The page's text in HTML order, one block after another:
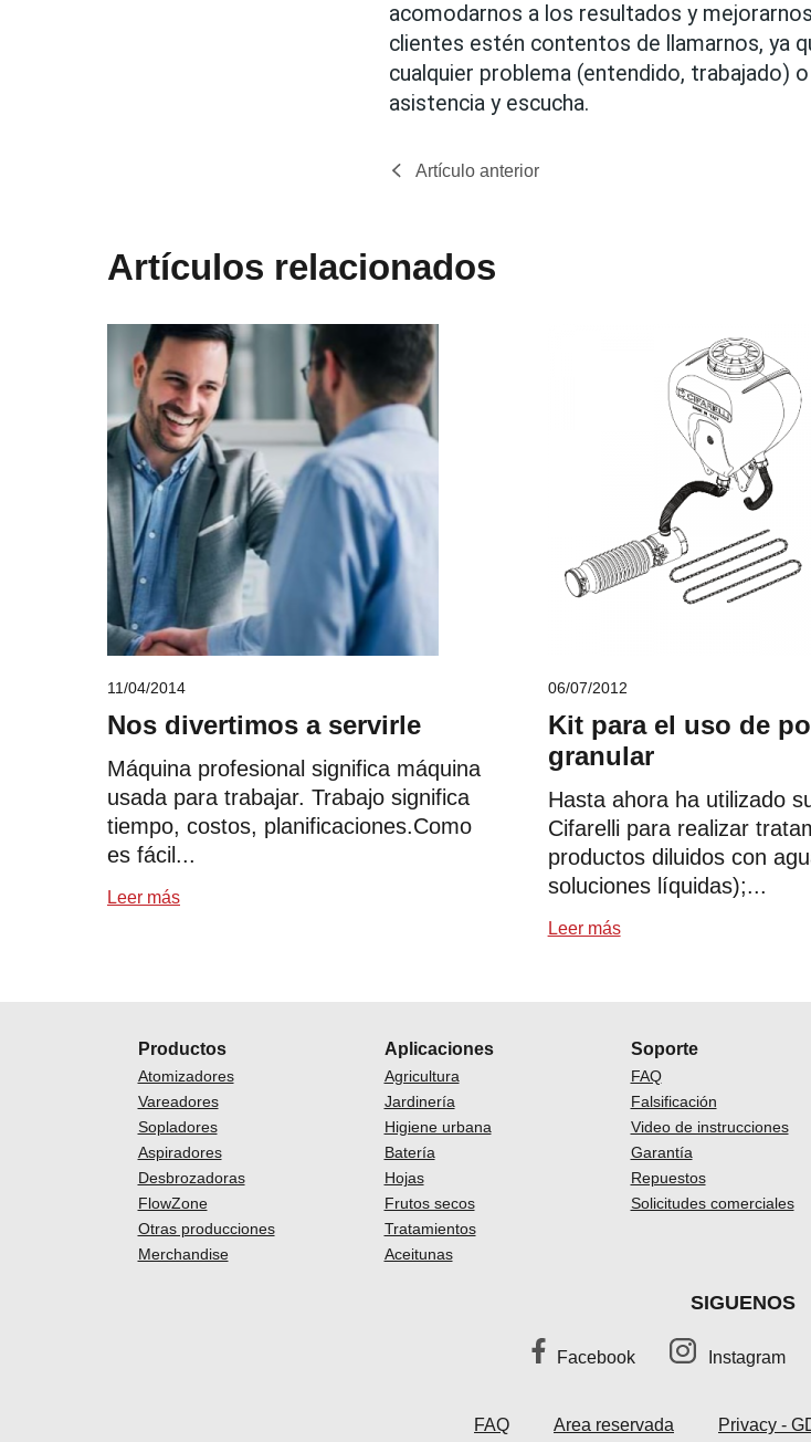
acomodarnos a los resultados y
clientes estén contentos de llamarnos, ya
cualquier problema (entendido, trabajado)
asistencia y escucha.
Artículo anterior
Artículos relacionados
11/04/2014
Nos divertimos a servirle
Máquina profesional significa máquina
usada para trabajar. Trabajo significa
tiempo, costos, planificaciones.Como
es fácil...
Leer más
06/07/2012
Kit para el uso de
granular
Hasta ahora ha utilizado
Cifarelli para realizar
productos diluidos con
soluciones líquidas);...
Leer más
Productos
Atomizadores
Vareadores
Sopladores
Aspiradores
Desbrozadoras
FlowZone
Otras producciones
Merchandise
Aplicaciones
Agricultura
Jardinería
Higiene urbana
Batería
Hojas
Frutos secos
Tratamientos
Aceitunas
Soporte
FAQ
Falsificación
Video de instrucciones
Garantía
Repuestos
Solicitudes comerciales
SIGUENOS
Facebook Instagram
FAQ Area reservada Privacy -